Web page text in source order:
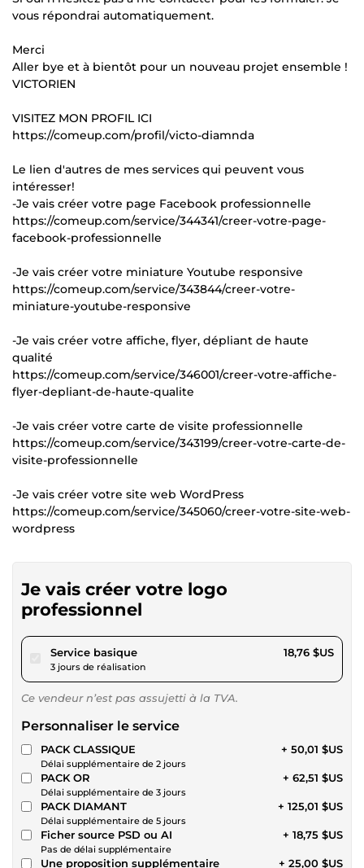
vous répondrai automatiquement.
Merci
Aller bye et à bientôt pour un nouveau projet ensemble !
VICTORIEN
VISITEZ MON PROFIL ICI
https://comeup.com/profil/victo-diamnda
Le lien d'autres de mes services qui peuvent vous
intéresser!
-Je vais créer votre page Facebook professionnelle
https://comeup.com/service/344341/creer-votre-page-
facebook-professionnelle
-Je vais créer votre miniature Youtube responsive
https://comeup.com/service/343844/creer-votre-
miniature-youtube-responsive
-Je vais créer votre affiche, flyer, dépliant de haute
qualité
https://comeup.com/service/346001/creer-votre-affiche-
flyer-depliant-de-haute-qualite
-Je vais créer votre carte de visite professionnelle
https://comeup.com/service/343199/creer-votre-carte-de-
visite-professionnelle
-Je vais créer votre site web WordPress
https://comeup.com/service/345060/creer-votre-site-web-
wordpress
Je vais créer votre logo
professionnel
Service basiquepour 17,28 $US
3 jours de réalisation
18,76 $US
Ce vendeur n’est pas assujetti à la TVA.
Personnaliser le service
PACK CLASSIQUE
Délai supplémentaire de 2 jours
+ 50,01 $US
PACK OR
Délai supplémentaire de 3 jours
+ 62,51 $US
PACK DIAMANT
Délai supplémentaire de 5 jours
+ 125,01 $US
Ficher source PSD ou AI
Pas de délai supplémentaire
+ 18,75 $US
Une proposition supplémentaire + 25,00 $US